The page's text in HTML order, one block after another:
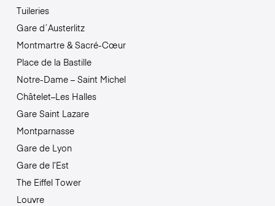
Tuileries
Gare d´Austerlitz
Montmartre & Sacré-Cœur
Place de la Bastille
Notre-Dame – Saint Michel
Châtelet–Les Halles
Gare Saint Lazare
Montparnasse
Gare de Lyon
Gare de l’Est
The Eiffel Tower
Louvre